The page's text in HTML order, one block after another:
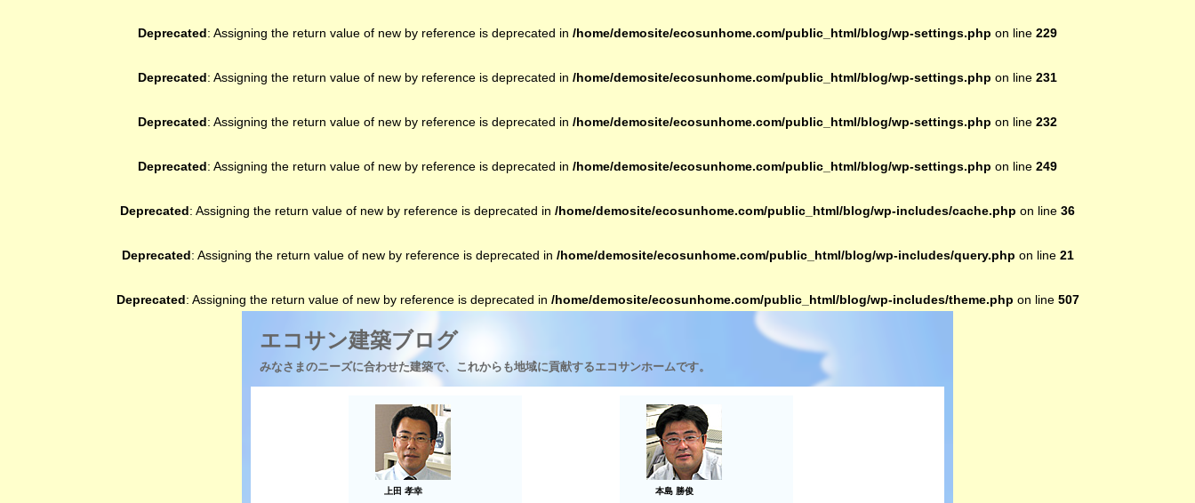
Deprecated: Assigning the return value of new by reference is deprecated in /home/demosite/ecosunhome.com/public_html/blog/wp-settings.php on line 229
Deprecated: Assigning the return value of new by reference is deprecated in /home/demosite/ecosunhome.com/public_html/blog/wp-settings.php on line 231
Deprecated: Assigning the return value of new by reference is deprecated in /home/demosite/ecosunhome.com/public_html/blog/wp-settings.php on line 232
Deprecated: Assigning the return value of new by reference is deprecated in /home/demosite/ecosunhome.com/public_html/blog/wp-settings.php on line 249
Deprecated: Assigning the return value of new by reference is deprecated in /home/demosite/ecosunhome.com/public_html/blog/wp-includes/cache.php on line 36
Deprecated: Assigning the return value of new by reference is deprecated in /home/demosite/ecosunhome.com/public_html/blog/wp-includes/query.php on line 21
Deprecated: Assigning the return value of new by reference is deprecated in /home/demosite/ecosunhome.com/public_html/blog/wp-includes/theme.php on line 507
エコサン建築ブログ
みなさまのニーズに合わせた建築で、これからも地域に貢献するエコサンホームです。
上田 孝幸 本島 勝俊